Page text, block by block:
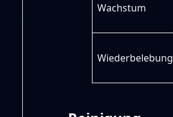
Wachstum
Wiederbelebung